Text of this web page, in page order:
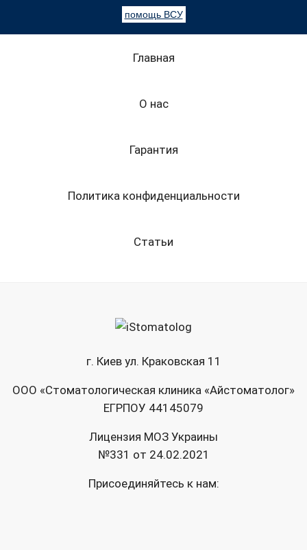
помощь ВСУ
Главная
О нас
Гарантия
Политика конфиденциальности
Статьи
г. Киев ул. Краковская 11
ООО «Стоматологическая клиника «Айстоматолог»
ЕГРПОУ 44145079
Лицензия МОЗ Украины
№331 от 24.02.2021
Присоединяйтесь к нам: